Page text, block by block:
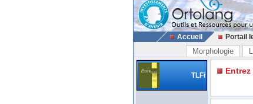
Accueil Portail
Morphologie
TLFi